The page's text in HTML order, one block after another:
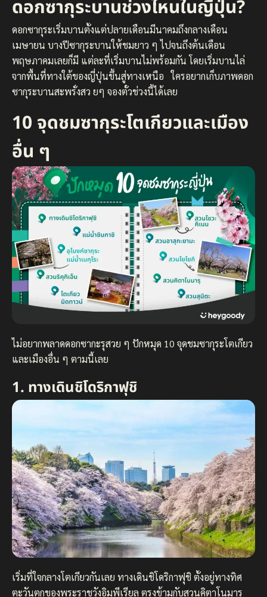
ดอกซากุระบานช่วงไหนในญี่ปุ่น?
ดอกซากุระเริ่มบานตั้งแต่ปลายเดือนมีนาคมถึงกลางเดือน
เมษายน บางปีซากุระบานให้ชมยาว ๆ ไปจนถึงต้นเดือน
พฤษภาคมเลยก็มี แต่ละที่เริ่มบานไม่พร้อมกัน โดยเริ่มบานไล่
จากพื้นที่ทางใต้ของญี่ปุ่นขึ้นสู่ทางเหนือ ใครอยากเก็บภาพดอก
ซากุระบานสะพรั่งสว ยๆ จองตั๋วช่วงนี้ได้เลย
10 จุดชมซากุระโตเกียวและเมือง
อื่น ๆ
ไม่อยากพลาดดอกซากะรุสวย ๆ ปักหมุด 10 จุดชมซากุระโตเกียว
และเมืองอื่น ๆ ตามนี้เลย
1. ทางเดินชิโดริกาฟุชิ
เริ่มที่ใจกลางโตเกียวกันเลย ทางเดินชิโดริกาฟุชิ ตั้งอยู่ทางทิศ
ตะวันตกของพระราชวังอิมพีเรียล ตรงข้ามกับสวนคิตาโนมารุ